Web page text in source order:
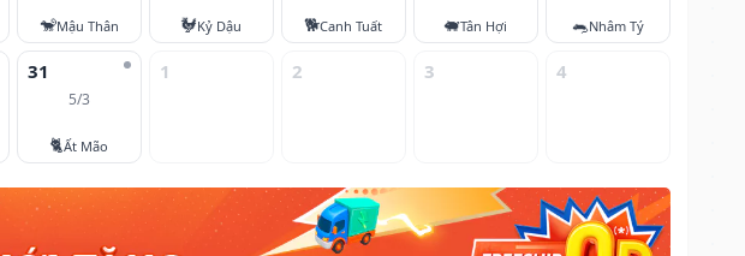
🐒Mậu Thân 🐓Kỷ Dậu 🐕Canh Tuất 🐖Tân Hợi 🐀Nhâm Tý
31
5/3
🐈Ất Mão
1 2 3 4